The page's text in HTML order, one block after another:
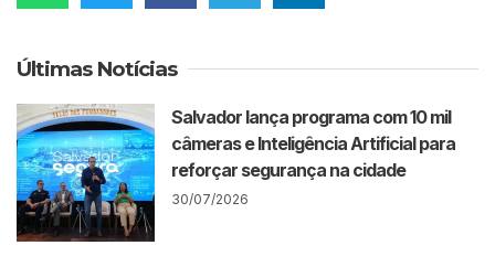
Últimas Notícias
Salvador lança programa com 10 mil
câmeras e Inteligência Artificial para
reforçar segurança na cidade
30/07/2026